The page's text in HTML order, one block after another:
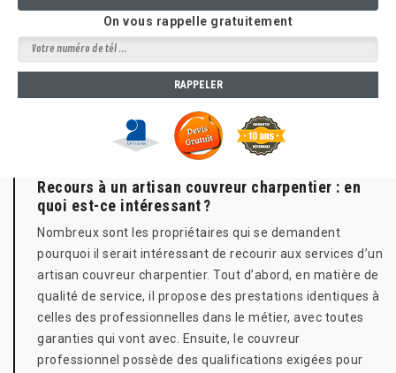
On vous rappelle gratuitement
Recours à un artisan couvreur charpentier : en
quoi est-ce intéressant ?
Nombreux sont les propriétaires qui se demandent
pourquoi il serait intéressant de recourir aux services d’un
artisan couvreur charpentier. Tout d’abord, en matière de
qualité de service, il propose des prestations identiques à
celles des professionnelles dans le métier, avec toutes
garanties qui vont avec. Ensuite, le couvreur
professionnel possède des qualifications exigées pour